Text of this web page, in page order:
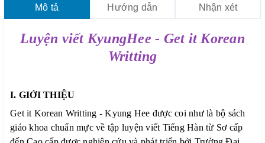
Mô tả Hướng dẫn Nhận xét
Luyện viết KyungHee - Get it Korean
Writting
I. GIỚI THIỆU
Get it Korean Writting - Kyung Hee được coi như là bộ sách
giáo khoa chuẩn mực về tập luyện viết Tiếng Hàn từ Sơ cấp